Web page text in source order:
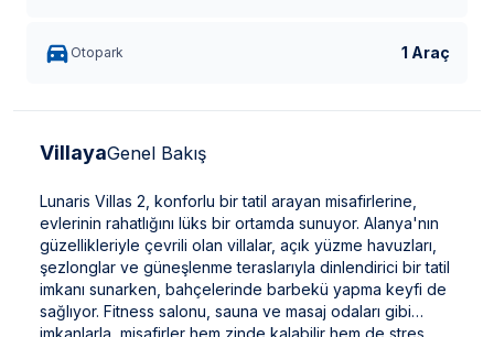
Otopark 1 Araç
VillayaGenel Bakış
Lunaris Villas 2, konforlu bir tatil arayan misafirlerine,
evlerinin rahatlığını lüks bir ortamda sunuyor. Alanya'nın
güzellikleriyle çevrili olan villalar, açık yüzme havuzları,
şezlonglar ve güneşlenme teraslarıyla dinlendirici bir tatil
imkanı sunarken, bahçelerinde barbekü yapma keyfi de
sağlıyor. Fitness salonu, sauna ve masaj odaları gibi
imkanlarla, misafirler hem zinde kalabilir hem de stres